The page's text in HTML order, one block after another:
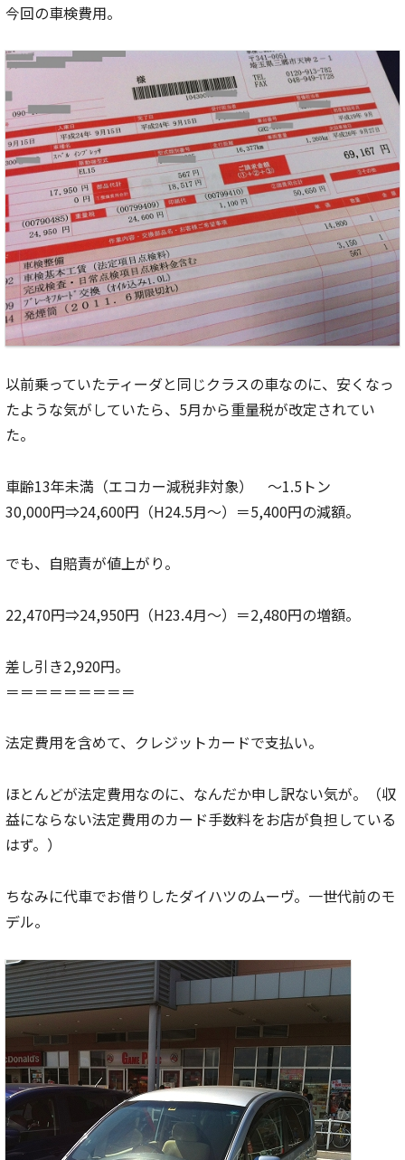
今回の車検費用。
以前乗っていたティーダと同じクラスの車なのに、安くなっ
たような気がしていたら、5月から重量税が改定されてい
た。
車齢13年未満（エコカー減税非対象） ～1.5トン
30,000円⇒24,600円（H24.5月～）＝5,400円の減額。
でも、自賠責が値上がり。
22,470円⇒24,950円（H23.4月～）＝2,480円の増額。
差し引き2,920円。
＝＝＝＝＝＝＝＝＝
法定費用を含めて、クレジットカードで支払い。
ほとんどが法定費用なのに、なんだか申し訳ない気が。（収
益にならない法定費用のカード手数料をお店が負担している
はず。）
ちなみに代車でお借りしたダイハツのムーヴ。一世代前のモ
デル。